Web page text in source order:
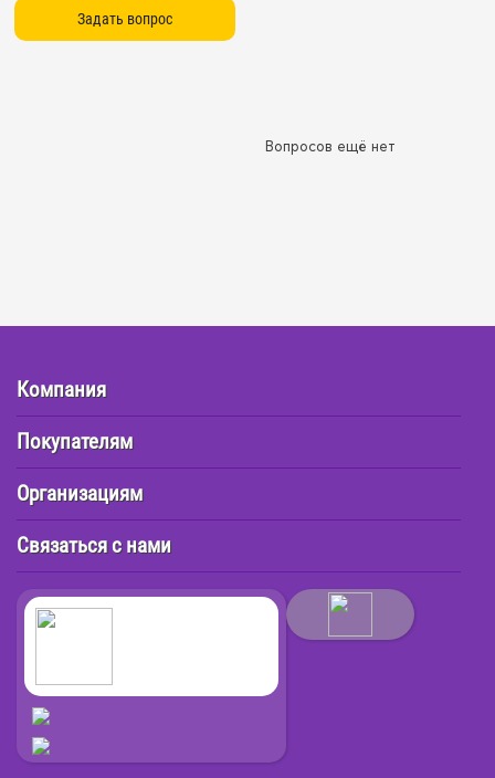
Вопросов ещё нет
Компания
Покупателям
Организациям
Связаться с нами